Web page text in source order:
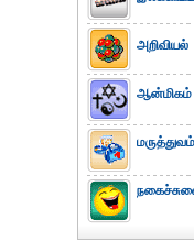
அறிவியல்
ஆன்மிகம்
மருத்துவம்